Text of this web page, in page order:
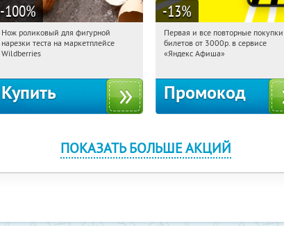
-100%
12:49:47 Получили:
Россия
Нож роликовый для фигурной
нарезки теста на маркетплейсе
Wildberries
Купить
-13%
12:49:47 Получили:
Россия
Первая и все повторные покупки
билетов от 3000р. в сервисе
«Яндекс Афиша»
Промокод
ПОКАЗАТЬ БОЛЬШЕ АКЦИЙ